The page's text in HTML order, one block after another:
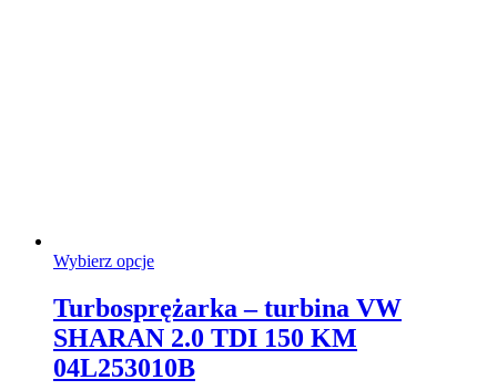
Wybierz opcjeTen
wiele
wariantów.
Opcje
można
Turbosprężarka – turbina VW
SHARAN 2.0 TDI 150 KM
04L253010B